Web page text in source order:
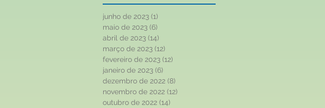
junho de 2023 (1)
maio de 2023 (6)
abril de 2023 (14)
março de 2023 (12)
fevereiro de 2023 (12)
janeiro de 2023 (6)
dezembro de 2022 (8)
novembro de 2022 (12)
outubro de 2022 (14)